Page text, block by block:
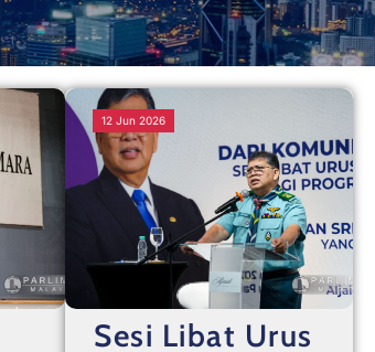
12 Jun 2026
Sesi Libat Urus